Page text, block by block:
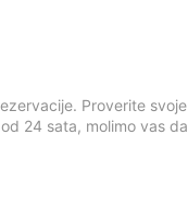
Proverite svoje
24 sata, molimo vas da